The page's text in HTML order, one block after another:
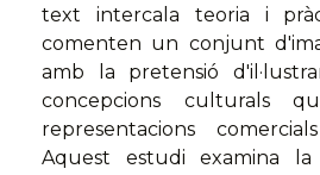
text intercala teoria i
comenten un conjunt
amb la pretensió
concepcions culturals
representacions
Aquest estudi examina